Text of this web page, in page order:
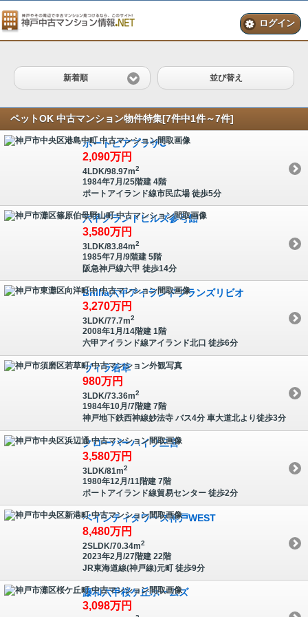
ログイン
新着順 並び替え
ペットOK 中古マンション物件特集[7件中1件～7件]
ポートピアプラザC
2,090万円
4LDK/98.97m2
1984年7月/25階建 4階
ポートアイランド線市民広場 徒歩5分
六甲グランドヒルズ参号館
3,580万円
3LDK/83.84m2
1985年7月/9階建 5階
阪急神戸線六甲 徒歩14分
Brillia六甲アイランドプランズリビオ
3,270万円
3LDK/77.7m2
2008年1月/14階建 1階
六甲アイランド線アイランド北口 徒歩6分
ヴィラ若草
980万円
3LDK/73.36m2
1984年10月/7階建 7階
神戸地下鉄西神線妙法寺 バス4分 車大道北より徒歩3分
クローバーハイツ三宮
3,580万円
3LDK/81m2
1980年12月/11階建 7階
ポートアイランド線貿易センター 徒歩2分
ベイシティタワーズ神戸WEST
8,480万円
2SLDK/70.34m2
2023年2月/27階建 22階
JR東海道線(神戸線)元町徒歩9分
藤和六甲桜ケ丘ホームズ
3,098万円